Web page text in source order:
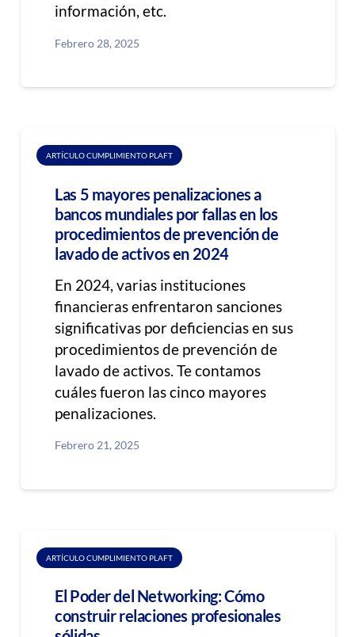
información, etc.
Febrero 28, 2025
ARTÍCULO CUMPLIMIENTO PLAFT
Las 5 mayores penalizaciones a
bancos mundiales por fallas en los
procedimientos de prevención de
lavado de activos en 2024
En 2024, varias instituciones
financieras enfrentaron sanciones
significativas por deficiencias en sus
procedimientos de prevención de
lavado de activos. Te contamos
cuáles fueron las cinco mayores
penalizaciones.
Febrero 21, 2025
ARTÍCULO CUMPLIMIENTO PLAFT
El Poder del Networking: Cómo
construir relaciones profesionales